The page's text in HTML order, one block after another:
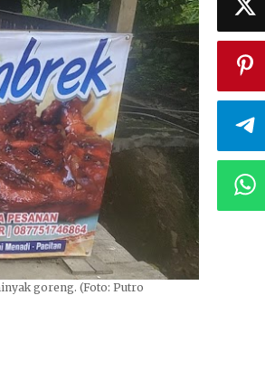
goreng. (Foto: Putro